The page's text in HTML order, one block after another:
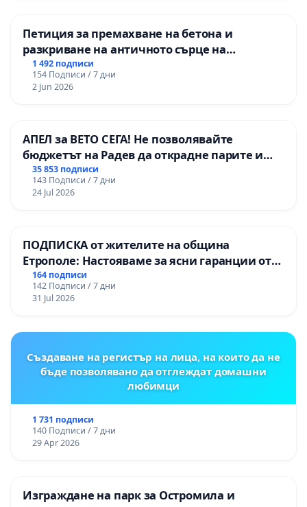
Петиция за премахване на бетона и
разкриване на античното сърце на
Могиланската могила във Враца
1 492 подписи
154 Подписи / 7 дни
2 Jun 2026
АПЕЛ за ВЕТО СЕГА! Не позволявайте
бюджетът на Радев да открадне парите и
правата ни в тъмното
35 853 подписи
143 Подписи / 7 дни
24 Jul 2026
ПОДПИСКА от жителите на община
Етрополе: Настояваме за ясни гаранции от
“Елаците-МЕД” АД и от държавата, че ще се
изпълнят всички екологични норми!
164 подписи
142 Подписи / 7 дни
31 Jul 2026
Създаване на регистър на лица, на които да не
бъде позволявано да отглеждат домашни
любимци
1 731 подписи
140 Подписи / 7 дни
29 Apr 2026
Изграждане на парк за Остромила и